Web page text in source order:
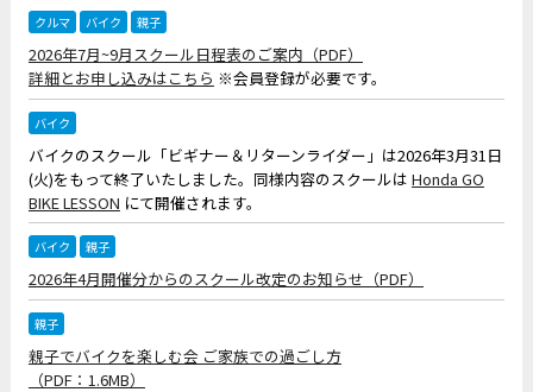
クルマ バイク 親子
2026年7月~9月スクール日程表のご案内（PDF）
詳細とお申し込みはこちら ※会員登録が必要です。
バイク
バイクのスクール「ビギナー＆リターンライダー」は2026年3月31日
(火)をもって終了いたしました。同様内容のスクールは Honda GO
BIKE LESSON にて開催されます。
バイク 親子
2026年4月開催分からのスクール改定のお知らせ（PDF）
親子
親子でバイクを楽しむ会 ご家族での過ごし方
（PDF：1.6MB）